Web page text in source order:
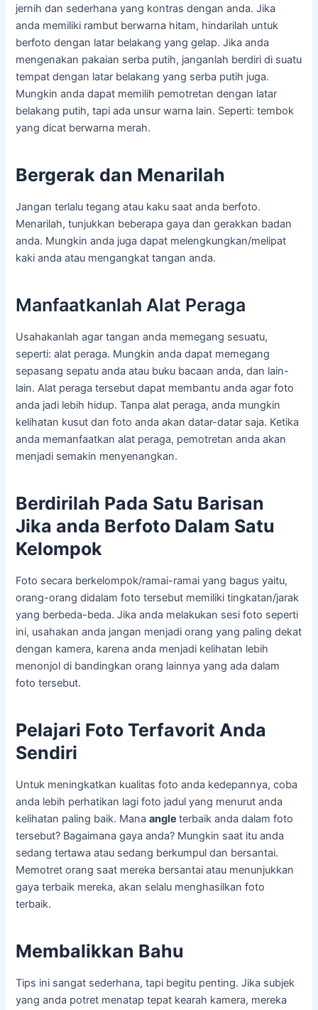
jernih dan sederhana yang kontras dengan anda. Jika
anda memiliki rambut berwarna hitam, hindarilah untuk
berfoto dengan latar belakang yang gelap. Jika anda
mengenakan pakaian serba putih, janganlah berdiri di suatu
tempat dengan latar belakang yang serba putih juga.
Mungkin anda dapat memilih pemotretan dengan latar
belakang putih, tapi ada unsur warna lain. Seperti: tembok
yang dicat berwarna merah.
Bergerak dan Menarilah
Jangan terlalu tegang atau kaku saat anda berfoto.
Menarilah, tunjukkan beberapa gaya dan gerakkan badan
anda. Mungkin anda juga dapat melengkungkan/melipat
kaki anda atau mengangkat tangan anda.
Manfaatkanlah Alat Peraga
Usahakanlah agar tangan anda memegang sesuatu,
seperti: alat peraga. Mungkin anda dapat memegang
sepasang sepatu anda atau buku bacaan anda, dan lain-
lain. Alat peraga tersebut dapat membantu anda agar foto
anda jadi lebih hidup. Tanpa alat peraga, anda mungkin
kelihatan kusut dan foto anda akan datar-datar saja. Ketika
anda memanfaatkan alat peraga, pemotretan anda akan
menjadi semakin menyenangkan.
Berdirilah Pada Satu Barisan
Jika anda Berfoto Dalam Satu
Kelompok
Foto secara berkelompok/ramai-ramai yang bagus yaitu,
orang-orang didalam foto tersebut memiliki tingkatan/jarak
yang berbeda-beda. Jika anda melakukan sesi foto seperti
ini, usahakan anda jangan menjadi orang yang paling dekat
dengan kamera, karena anda menjadi kelihatan lebih
menonjol di bandingkan orang lainnya yang ada dalam
foto tersebut.
Pelajari Foto Terfavorit Anda
Sendiri
Untuk meningkatkan kualitas foto anda kedepannya, coba
anda lebih perhatikan lagi foto jadul yang menurut anda
kelihatan paling baik. Manaangleterbaik anda dalam foto
tersebut? Bagaimana gaya anda? Mungkin saat itu anda
sedang tertawa atau sedang berkumpul dan bersantai.
Memotret orang saat mereka bersantai atau menunjukkan
gaya terbaik mereka, akan selalu menghasilkan foto
terbaik.
Membalikkan Bahu
Tips ini sangat sederhana, tapi begitu penting. Jika subjek
yang anda potret menatap tepat kearah kamera, mereka